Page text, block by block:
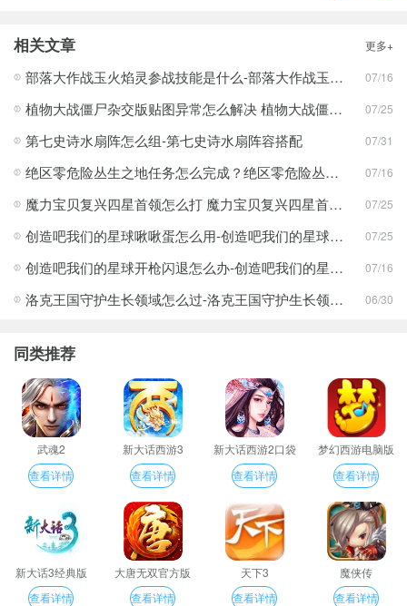
相关文章 更多+
部落大作战玉火焰灵参战技能是什么-部落大作战玉火焰灵参战技能合集 07/16
植物大战僵尸杂交版贴图异常怎么解决 植物大战僵尸杂交版贴图异常教程 07/25
第七史诗水扇阵怎么组-第七史诗水扇阵容搭配 07/31
绝区零危险丛生之地任务怎么完成？绝区零危险丛生之地任务完成攻略 07/16
魔力宝贝复兴四星首领怎么打 魔力宝贝复兴四星首领打法合集 07/25
创造吧我们的星球啾啾蛋怎么用-创造吧我们的星球啾啾蛋使用攻略 07/25
创造吧我们的星球开枪闪退怎么办-创造吧我们的星球开枪闪退合集 07/16
洛克王国守护生长领域怎么过-洛克王国守护生长领域通关攻略 06/30
同类推荐
武魂2
查看详情
新大话西游3
查看详情
新大话西游2口袋
版
查看详情
梦幻西游电脑版
查看详情
新大话3经典版
查看详情
大唐无双官方版
查看详情
天下3
查看详情
魔侠传
查看详情